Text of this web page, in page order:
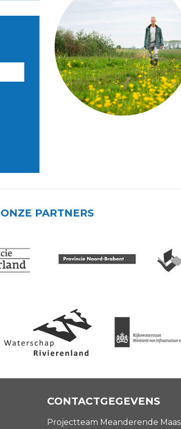
ONZE PARTNERS
CONTACTGEGEVENS
Projectteam Meanderende Maas